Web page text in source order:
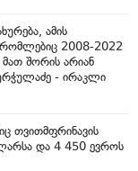
ამის
რომლებიც 2008-2022
შორის არიან
- ირაკლი
თვითმფრინავის
და 4 450 ევროს